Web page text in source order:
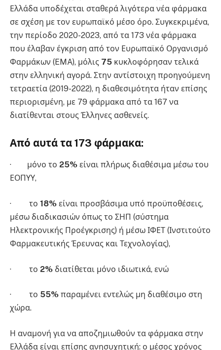
Ελλάδα υποδέχεται σταθερά λιγότερα νέα φάρμακα
σε σχέση με τον ευρωπαϊκό μέσο όρο. Συγκεκριμένα,
την περίοδο 2020-2023, από τα 173 νέα φάρμακα
που έλαβαν έγκριση από τον Ευρωπαϊκό Οργανισμό
Φαρμάκων (EMA), μόλις 75 κυκλοφόρησαν τελικά
στην ελληνική αγορά. Στην αντίστοιχη προηγούμενη
τετραετία (2019-2022), η διαθεσιμότητα ήταν επίσης
περιορισμένη, με 79 φάρμακα από τα 167 να
διατίθενται στους Έλληνες ασθενείς.
Από αυτά τα 173 φάρμακα:
· μόνο το 25% είναι πλήρως διαθέσιμα μέσω του
ΕΟΠΥΥ,
· το 18% είναι προσβάσιμα υπό προϋποθέσεις,
μέσω διαδικασιών όπως το ΣΗΠ (σύστημα
Ηλεκτρονικής Προέγκρισης) ή μέσω ΙΦΕΤ (Ινστιτούτο
Φαρμακευτικής Έρευνας και Τεχνολογίας),
· το 2% διατίθεται μόνο ιδιωτικά, ενώ
· το 55% παραμένει εντελώς μη διαθέσιμο στη
χώρα.
Η αναμονή για να αποζημιωθούν τα φάρμακα στην
Ελλάδα είναι επίσης ανησυχητική: ο μέσος χρόνος